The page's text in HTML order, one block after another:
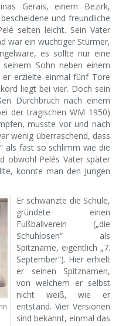
Gerais, einem Bezirk,
und freundliche
selten leicht. Sein Vater
war ein wuchtiger Stürmer,
es sollte nur eine
Sohn neben einem
er erzielte einmal fünf Tore
liegt bei vier. Doch sein
Durchbruch nach einem
der tragischen WM 1950)
musste vor und nach
wenig überraschend, dass
als fast so schlimm wie die
obwohl Pelés Vater später
konnte man den Jungen
Er schwänzte die Schule,
gründete einen
Fußballverein („die
Schuhlosen“ als
Spitzname, eigentlich „7.
September“). Hier erhielt
er seinen Spitznamen,
von welchem er selbst
nicht weiß, wie er
entstand. Vier Versionen
sind bekannt, einmal das